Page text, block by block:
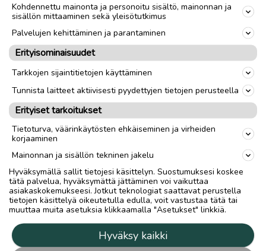
Kohdennettu mainonta ja personoitu sisältö, mainonnan ja
sisällön mittaaminen sekä yleisötutkimus
Palvelujen kehittäminen ja parantaminen
Erityisominaisuudet
Tarkkojen sijaintitietojen käyttäminen
Tunnista laitteet aktiivisesti pyydettyjen tietojen perusteella
Erityiset tarkoitukset
Tietoturva, väärinkäytösten ehkäiseminen ja virheiden
korjaaminen
Mainonnan ja sisällön tekninen jakelu
Hyväksymällä sallit tietojesi käsittelyn. Suostumuksesi koskee
tätä palvelua, hyväksymättä jättäminen voi vaikuttaa
asiakaskokemukseesi. Jotkut teknologiat saattavat perustella
tietojen käsittelyä oikeutetulla edulla, voit vastustaa tätä tai
muuttaa muita asetuksia klikkaamalla "Asetukset" linkkiä.
Hyväksy kaikki